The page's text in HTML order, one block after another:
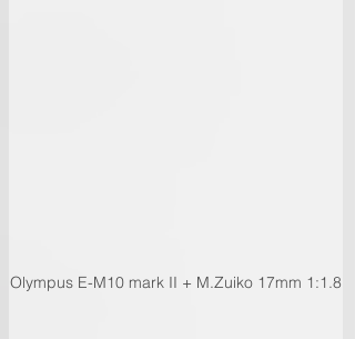
Olympus E-M10 mark II + M.Zuiko 17mm 1:1.8